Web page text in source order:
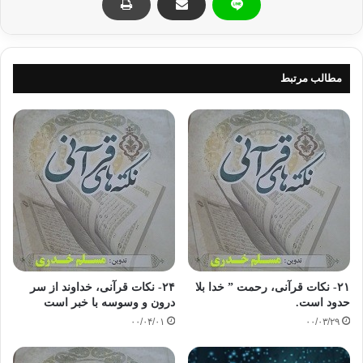
که معبود محمد یکی است و به طور مجدد مورد عبادت قرا می گیرد
بِسْمِ اللَّهِ الرَّحْمَنِ الرَّحِیمِ
قُلْ یَا أَیُّهَا الْکَافِرُونَ ﴿۱﴾
بگو اى کافران (۱)
لَا أَعْبُدُ مَا تَعْبُدُونَ ﴿۲﴾
آنچه مى ‏پرستید نمى ‏پرستم (۲)
وَلَا أَنْتُمْ عَابِدُونَ مَا أَعْبُدُ ﴿۳﴾
و آنچه مى ‏پرستم شما نمى ‏پرستید (۳)
وَلَا أَنَا عَابِدٌ مَا عَبَدْتُمْ ﴿۴﴾
مطالب مرتبط
۲۱- نکات قرآنی، رحمت ” خدا بلا
حدود است.
۰۰/۰۳/۲۹
۲۴- نکات قرآنی، خداوند از سر
درون و وسوسه با خبر است
۰۰/۰۴/۰۱